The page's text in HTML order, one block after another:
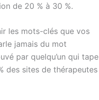
de 20 % à 30 %.
les mots-clés que vos
jamais du mot
par quelqu’un qui tape
des sites de thérapeutes